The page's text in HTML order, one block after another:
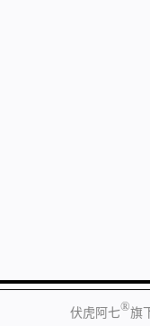
伏虎阿七®旗